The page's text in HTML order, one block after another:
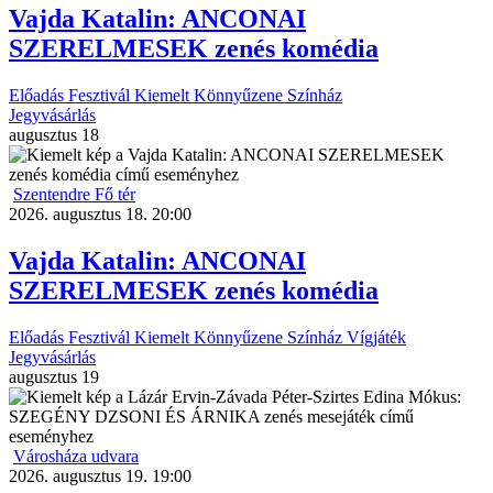
Vajda Katalin: ANCONAI
SZERELMESEK zenés komédia
Előadás Fesztivál Kiemelt Könnyűzene Színház
Jegyvásárlás
augusztus 18
Szentendre Fő tér
2026. augusztus 18. 20:00
Vajda Katalin: ANCONAI
SZERELMESEK zenés komédia
Előadás Fesztivál Kiemelt Könnyűzene Színház Vígjáték
Jegyvásárlás
augusztus 19
Városháza udvara
2026. augusztus 19. 19:00